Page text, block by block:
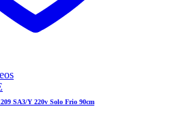
SA3/Y 220v Solo Frio 90cm